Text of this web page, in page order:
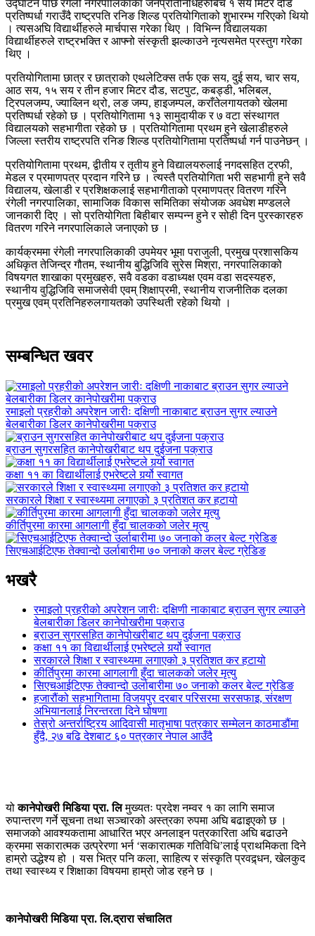
उद्घाटन पछि रंगेली नगरपालिकाका जनप्रतिनिधिहरुबिच १ सय मिटर दौड
प्रतिष्पर्धा गराउँदै राष्ट्रपति रनिङ शिल्ड प्रतियोगिताको शुभारम्भ गरिएको थियो
। त्यसअघि विद्यार्थीहरुले मार्चपास गरेका थिए । विभिन्न विद्यालयका
विद्यार्थीहरुले राष्ट्रभक्ति र आफ्नो संस्कृती झल्काउने नृत्यसमेत प्रस्तुग गरेका
थिए ।
प्रतियोगितामा छात्र र छात्राको एथलेटिक्स तर्फ एक सय, दुई सय, चार सय,
आठ सय, १५ सय र तीन हजार मिटर दौड, सटपुट, कबड्डी, भलिबल,
ट्रिपलजम्प, ज्याव्लिन थ्रो, लङ जम्प, हाइजम्पल, कराँतेलगायतको खेलमा
प्रतिष्पर्धा रहेको छ । प्रतियोगितामा १३ सामुदायीक र ७ वटा संस्थागत
विद्यालयको सहभागीता रहेको छ । प्रतियोगितामा प्रथम हुने खेलाडीहरुले
जिल्ला स्तरीय राष्ट्रपति रनिङ शिल्ड प्रतियोगितामा प्रतिष्पर्धा गर्न पाउनेछन् ।
प्रतियोगितामा प्रथम, द्वीतीय र तृतीय हुने विद्यालयरुलाई नगदसहित ट्रफी,
मेडल र प्रमाणपत्र प्रदान गरिने छ । त्यस्तै प्रतियोगिता भरी सहभागी हुने सवै
विद्यालय, खेलाडी र प्रशिक्षकलाई सहभागीताको प्रमाणपत्र वितरण गरिने
रंगेली नगरपालिका, सामाजिक विकास समितिका संयोजक अवधेश मण्डलले
जानकारी दिए । सो प्रतियोगिता बिहीबार सम्पन्न हुने र सोही दिन पुरस्कारहरु
वितरण गरिने नगरपालिकाले जनाएको छ ।
कार्यक्रममा रंगेली नगरपालिकाकी उपमेयर भूमा पराजुली, प्रमुख प्रशासकिय
अधिकृत तेजिन्द्र गौतम, स्थानीय बुद्धिजिवि सुरेस मिश्रा, नगरपालिकाको
विषयगत शाखाका प्रमुखहरु, सवै वडका वडाध्यक्ष एवम वडा सदस्यहरु,
स्थानीय वुद्धिजिवि समाजसेवी एवम् शिक्षाप्रमी, स्थानीय राजनीतिक दलका
प्रमुख एवम् प्रतिनिहरुलगायतको उपस्थिती रहेको थियो ।
सम्बन्धित खवर
रमाइलो प्रहरीको अपरेशन जारीः दक्षिणी नाकाबाट ब्राउन सुगर ल्याउने
बेलबारीका डिलर कानेपोखरीमा पक्राउ
ब्राउन सुगरसहित कानेपोखरीबाट थप दुईजना पक्राउ
कक्षा ११ का विद्यार्थीलाई एभरेष्टले गर्र्यो स्वागत
सरकारले शिक्षा र स्वास्थ्यमा लगाएको ३ प्रतिशत कर हटायो
कीर्तिपुरमा कारमा आगलागी हुँदा चालकको जलेर मृत्यु
सिएचआईटिएफ तेक्वान्दो उर्लाबारीमा ७० जनाको कलर बेल्ट ग्रेडिङ
भखरै
रमाइलो प्रहरीको अपरेशन जारीः दक्षिणी नाकाबाट ब्राउन सुगर ल्याउने
बेलबारीका डिलर कानेपोखरीमा पक्राउ
ब्राउन सुगरसहित कानेपोखरीबाट थप दुईजना पक्राउ
कक्षा ११ का विद्यार्थीलाई एभरेष्टले गर्र्यो स्वागत
सरकारले शिक्षा र स्वास्थ्यमा लगाएको ३ प्रतिशत कर हटायो
कीर्तिपुरमा कारमा आगलागी हुँदा चालकको जलेर मृत्यु
सिएचआईटिएफ तेक्वान्दो उर्लाबारीमा ७० जनाको कलर बेल्ट ग्रेडिङ
हजारौंको सहभागितामा विजयपुर दरबार परिसरमा सरसफाइ, संरक्षण
अभियानलाई निरन्तरता दिने घोषणा
तेस्रो अन्तर्राष्ट्रिय आदिवासी मातृभाषा पत्रकार सम्मेलन काठमाडौंमा
हुँदै, २७ बढि देशबाट ६० पत्रकार नेपाल आउँदै
योकानेपोखरी मिडिया प्रा. लिमुख्यतः प्रदेश नम्वर १ का लागि समाज
रुपान्तरण गर्ने सूचना तथा सञ्चारको अस्त्रका रुपमा अघि बढाइएको छ ।
समाजको आवश्यकतामा आधारित भएर अनलाइन पत्रकारिता अघि बढाउने
क्रममा सकारात्मक उत्प्रेरणा भर्न ‘सकारात्मक गतिविधि’लाई प्राथमिकता दिने
हाम्रो उद्धेश्य हो । यस भित्र पनि कला, साहित्य र संस्कृति प्रवद्र्धन, खेलकुद
तथा स्वास्थ्य र शिक्षाका विषयमा हाम्रो जोड रहने छ ।
कानेपोखरी मिडिया प्रा. लि.द्रारा संचालित